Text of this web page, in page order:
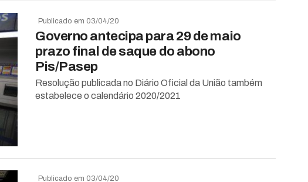
Publicado em 03/04/20
Governo antecipa para 29 de maio
prazo final de saque do abono
Pis/Pasep
Resolução publicada no Diário Oficial da União também
estabelece o calendário 2020/2021
Publicado em 03/04/20